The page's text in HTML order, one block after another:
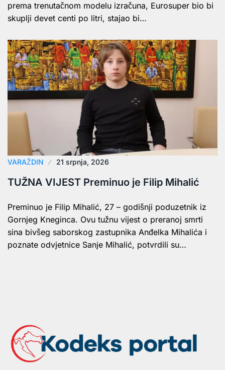
prema trenutačnom modelu izračuna, Eurosuper bio bi
skuplji devet centi po litri, stajao bi…
VARAŽDIN 21 srpnja, 2026
TUŽNA VIJEST Preminuo je Filip Mihalić
Preminuo je Filip Mihalić, 27 – godišnji poduzetnik iz
Gornjeg Kneginca. Ovu tužnu vijest o preranoj smrti
sina bivšeg saborskog zastupnika Anđelka Mihalića i
poznate odvjetnice Sanje Mihalić, potvrdili su…